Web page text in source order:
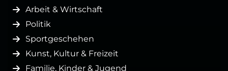
Arbeit & Wirtschaft
Politik
Sportgeschehen
Kunst, Kultur & Freizeit
Familie, Kinder & Jugend